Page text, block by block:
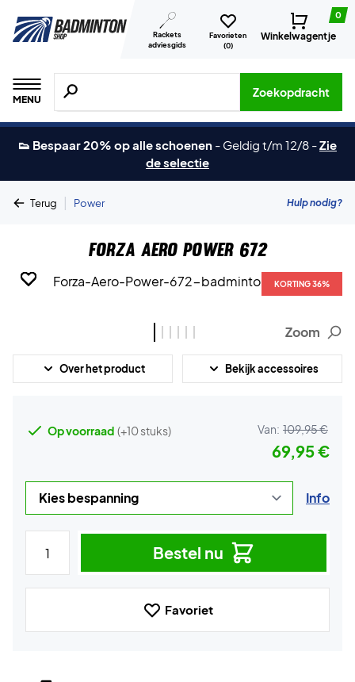
Rackets
adviesgids
Favorieten
(0)
0
Winkelwagentje
MENU
Zoeken naar producten, merken etc.
Zoekopdracht
👟 Bespaar 20% op alle schoenen - Geldig t/m 12/8 -Zie
de selectie
Terug | Power Hulp nodig?
Forza Aero Power 672
KORTING 36%
KORTING 36%
KORTING 36%
KORTING 36%
KORTING 36%
KORTING 36%
Zoom
Over het product Bekijk accessoires
Op voorraad (+10 stuks) Van: 109,95 €
69,95 €
Info
Bestel nu
Favoriet